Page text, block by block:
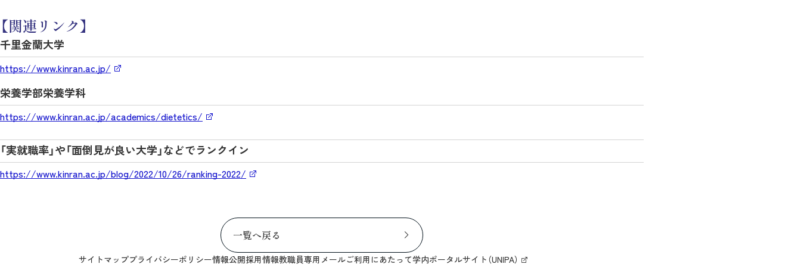
【関連リンク】
千里金蘭大学
https://www.kinran.ac.jp/
栄養学部栄養学科
https://www.kinran.ac.jp/academics/dietetics/
「実就職率」や「面倒見が良い大学」などでランクイン
https://www.kinran.ac.jp/blog/2022/10/26/ranking-2022/
一覧へ戻る
サイトマッププライバシーポリシー情報公開採用情報教職員専用メールご利用にあたって学内ポータルサイト（UNIPA）